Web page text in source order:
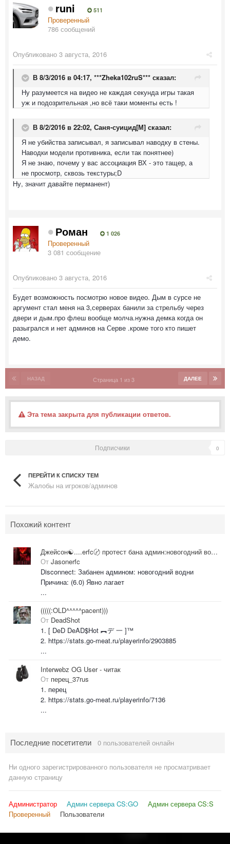
runi 511
Проверенный
786 сообщений
Опубликовано 3 августа, 2016
В 8/3/2016 в 04:17, ***Zheka102ruS*** сказал:
Ну разумеется на видео не каждая секунда игры такая
уж и подозрительная ,но всё таки моменты есть !
В 8/2/2016 в 22:02, Саня-суицид[М] сказал:
Я не убийства записывал, я записывал наводку в стены.
Наводки модели противника, если так понятнее)
Я не знаю, почему у вас ассоциация ВХ - это тащер, а
не просмотр, сквозь текстуры;D
Ну, значит давайте перманент)
Роман 1 026
Проверенный
3 081 сообщение
Опубликовано 3 августа, 2016
Будет возможность посмотрю новое видео. Дым в сурсе не
аргумент стал меня на 3,серверах банили за стрельбу через
двери и дым.про флеш вообще молча.нужна демка когда он
разыгрался и нет админов на Серве .кроме того кто пишет
демо.
НАЗАД ДАЛЕЕ
Страница 1 из 3
Эта тема закрыта для публикации ответов.
Подписчики 0
ПЕРЕЙТИ К СПИСКУ ТЕМ
Жалобы на игроков/админов
Похожий контент
Джейсон☯....erfc〄 протест бана админ:новогодний водни
От Jasonerfc
Disconnect: Забанен админом: новогодний водни
Причина: (6.0) Явно лагает
...
(((((:OLD^^^^^pacent)))
От DeadShot
1. [ DeD DeAD$Hot ︻デ 一 ]™
2. https://stats.go-meat.ru/playerinfo/2903885
...
Interwebz OG User - читак
От перец_37rus
1. перец
2. https://stats.go-meat.ru/playerinfo/7136
...
Последние посетители 0 пользователей онлайн
Ни одного зарегистрированного пользователя не просматривает
данную страницу
Администратор Админ сервера CS:GO
Админ сервера CS:S
Проверенный
Пользователи